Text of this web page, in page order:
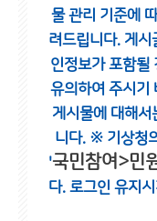
물 관리 기준에
려드립니다. 게시
인정보가 포함될
유의하여 주시기
게시물에 대해서
니다. ※ 기상청
'국민참여>민
다. 로그인 유지